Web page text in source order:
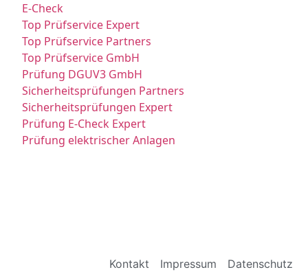
E-Check
Top Prüfservice Expert
Top Prüfservice Partners
Top Prüfservice GmbH
Prüfung DGUV3 GmbH
Sicherheitsprüfungen Partners
Sicherheitsprüfungen Expert
Prüfung E-Check Expert
Prüfung elektrischer Anlagen
Kontakt Impressum Datenschutz